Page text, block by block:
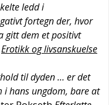
ledd i
fortegn der, hvor
gitt dem et positivt
Erotikk og livsanskuelse
til dyden … er det
i hans ungdom, bare at